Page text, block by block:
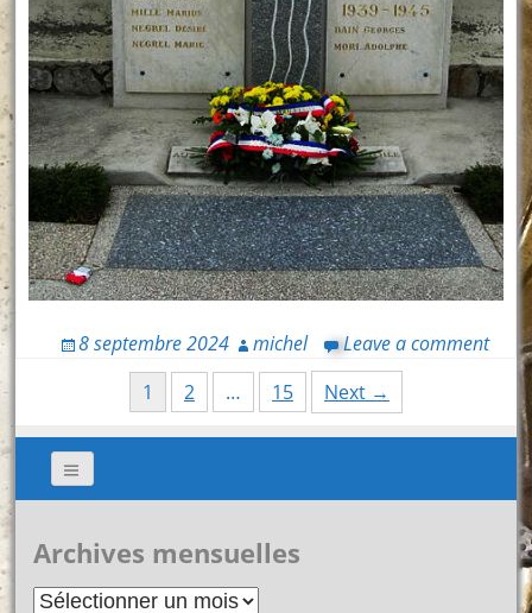
8 septembre 2024 michel Leave a comment
Posts
navigation
1 2 … 15 Next →
Archives mensuelles
Archives